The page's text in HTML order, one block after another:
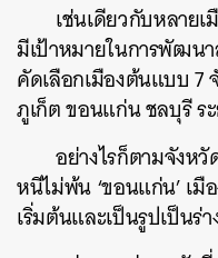
เช่นเดียวกับหลาย
มีเป้าหมายในการพัฒน
คัดเลือกเมืองต้นแบบ 7
ภูเก็ต ขอนแก่น ชลบุรี ระ
อย่างไรก็ตามจังห
หนีไม่พ้น ‘ขอนแก่น’ เ
เริ่มต้นและเป็นรูปเป็น